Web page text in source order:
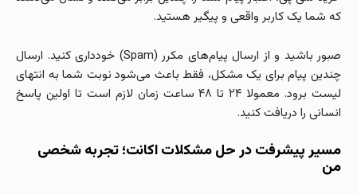
که شما یک کاربر واقعی و پیگیر هستید.
صبور باشید و از ارسال پیام‌های مکرر (Spam) خودداری کنید. ارسال
چندین پیام برای یک مشکل، فقط باعث می‌شود نوبت شما به انتهای
لیست برود. معمولا ۲۴ تا ۴۸ ساعت زمان لازم است تا اولین پاسخ
انسانی را دریافت کنید.
مسیر پیشرفت در حل مشکلات اکانت؛ تجربه شخصی
من